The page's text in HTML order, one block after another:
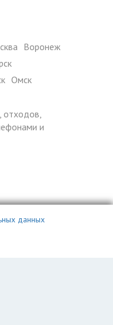
Воронеж
Омск
отходов,
и
данных